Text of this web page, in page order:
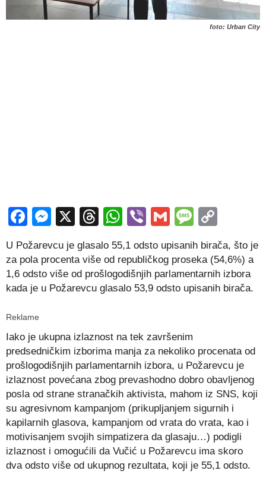
foto: Urban City
Facebook
Messenger
X Threads
WhatsApp
ViberGmail
Link
U Požarevcu je glasalo 55,1 odsto upisanih birača, što je
za pola procenta više od republičkog proseka (54,6%) a
1,6 odsto više od prošlogodišnjih parlamentarnih izbora
kada je u Požarevcu glasalo 53,9 odsto upisanih birača.
Reklame
Iako je ukupna izlaznost na tek završenim
predsedničkim izborima manja za nekoliko procenata od
prošlogodišnjih parlamentarnih izbora, u Požarevcu je
izlaznost povećana zbog prevashodno dobro obavljenog
posla od strane stranačkih aktivista, mahom iz SNS, koji
su agresivnom kampanjom (prikupljanjem sigurnih i
kapilarnih glasova, kampanjom od vrata do vrata, kao i
motivisanjem svojih simpatizera da glasaju…) podigli
izlaznost i omogućili da Vučić u Požarevcu ima skoro
dva odsto više od ukupnog rezultata, koji je 55,1 odsto.